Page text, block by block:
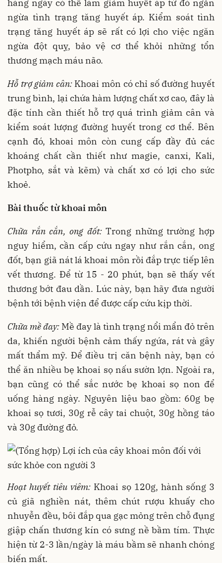
hàng ngày có thể làm giảm huyết áp từ đó ngăn
ngừa tình trạng tăng huyết áp. Kiểm soát tình
trạng tăng huyết áp sẽ rất có lợi cho việc ngăn
ngừa đột quỵ, bảo vệ cơ thể khỏi những tổn
thương mạch máu não.
Hỗ trợ giảm cân:Khoai môn có chỉ số đường huyết
trung bình, lại chứa hàm lượng chất xơ cao, đây là
đặc tính cần thiết hỗ trợ quá trình giảm cân và
kiểm soát lượng đường huyết trong cơ thể. Bên
cạnh đó, khoai môn còn cung cấp đầy đủ các
khoáng chất cần thiết như magie, canxi, Kali,
Photpho, sắt và kẽm) và chất xơ có lợi cho sức
khoẻ.
Bài thuốc từ khoai môn
Chữa rắn cắn, ong đốt:Trong những trường hợp
nguy hiểm, cần cấp cứu ngay như rắn cắn, ong
đốt, bạn giã nát lá khoai môn rồi đắp trực tiếp lên
vết thương. Để từ 15 - 20 phút, bạn sẽ thấy vết
thương bớt đau dần. Lúc này, bạn hãy đưa người
bệnh tới bệnh viện để được cấp cứu kịp thời.
Chữa mề đay: Mề đay là tình trạng nổi mẩn đỏ trên
da, khiến người bệnh cảm thấy ngứa, rát và gây
mất thẩm mỹ. Để điều trị căn bệnh này, bạn có
thể ăn nhiều bẹ khoai sọ nấu sườn lợn. Ngoài ra,
bạn cũng có thể sắc nước bẹ khoai sọ non để
uống hàng ngày. Nguyên liệu bao gồm: 60g bẹ
khoai sọ tươi, 30g rễ cây tai chuột, 30g hồng táo
và 30g đường đỏ.
Hoạt huyết tiêu viêm: Khoai sọ 120g, hành sống 3
củ giã nghiền nát, thêm chút rượu khuấy cho
nhuyễn đều, bôi đắp qua gạc mỏng trên chỗ đụng
giập chấn thương kín có sưng nề bầm tím. Thực
hiện từ 2-3 lần/ngày là máu bầm sẽ nhanh chóng
biến mất.